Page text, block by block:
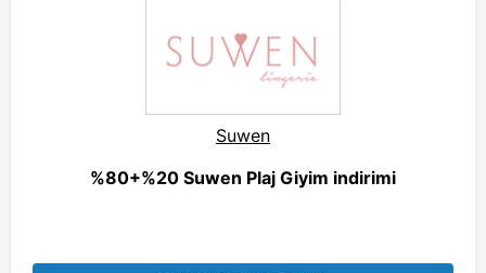
Suwen
%80+%20 Suwen Plaj Giyim indirimi